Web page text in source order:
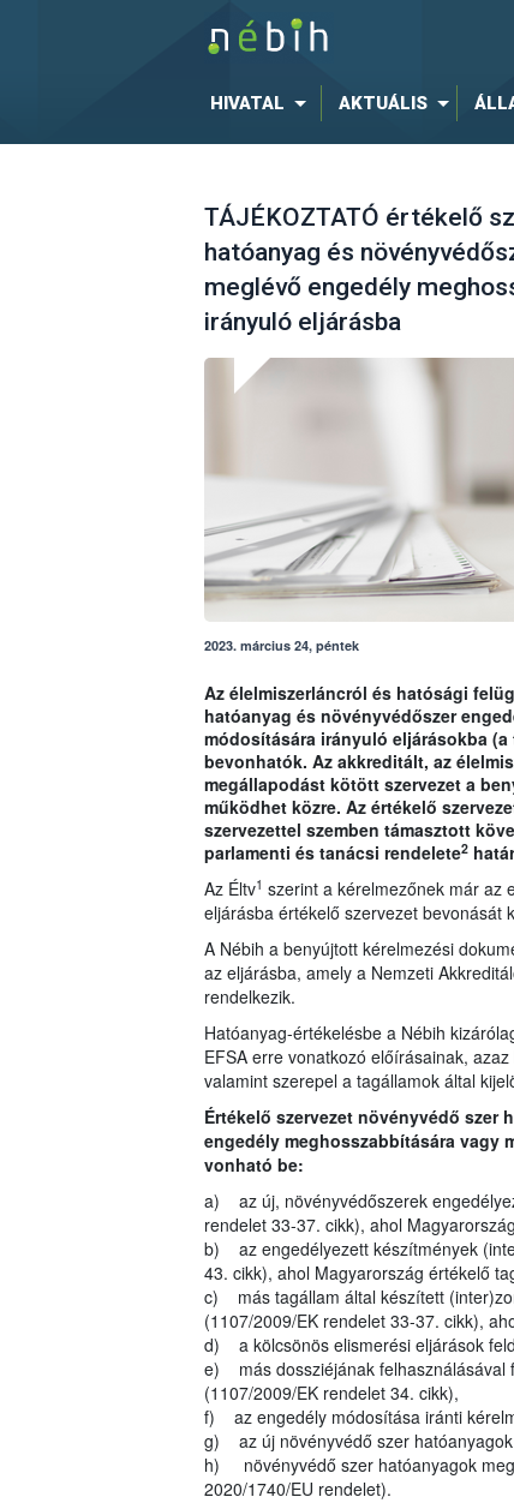
HIVATAL AKTUÁLIS
TÁJÉKOZTATÓ értékelő
hatóanyag és
meglévő engedély
irányuló eljárásba
2023. március 24, péntek
Az élelmiszerláncról és hatósági
hatóanyag és növényvédőszer
módosítására irányuló eljárásokba
bevonhatók. Az akkreditált, az
megállapodást kötött szervezet a
működhet közre. Az értékelő
szervezettel szemben támasztott
parlamenti és tanácsi rendelete2
Az Éltv1 szerint a kérelmezőnek már az
eljárásba értékelő szervezet bevonását
A Nébih a benyújtott kérelmezési
az eljárásba, amely a Nemzeti
rendelkezik.
Hatóanyag-értékelésbe a Nébih
EFSA erre vonatkozó előírásainak,
valamint szerepel a tagállamok által
Értékelő szervezet növényvédő szer
engedély meghosszabbítására vagy
vonható be:
a) az új, növényvédőszerek
rendelet 33-37. cikk), ahol
b) az engedélyezett készítmények
43. cikk), ahol Magyarország értékelő
c) más tagállam által készített
(1107/2009/EK rendelet 33-37. cikk),
d) a kölcsönös elismerési eljárások
e) más dossziéjának felhasználásával
(1107/2009/EK rendelet 34. cikk),
f) az engedély módosítása iránti
g) az új növényvédő szer
h) növényvédő szer hatóanyagok
2020/1740/EU rendelet).